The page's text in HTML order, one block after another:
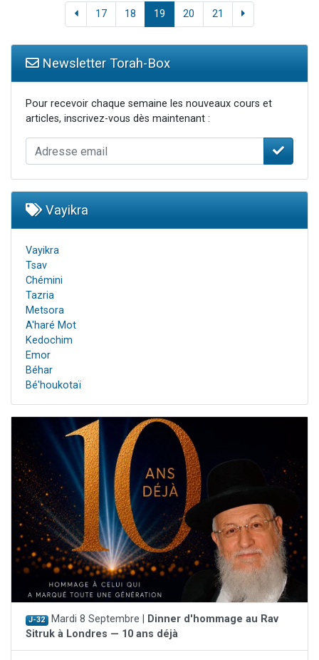
17 18 19 20 21
Newsletter Torah-Box
Pour recevoir chaque semaine les nouveaux cours et
articles, inscrivez-vous dès maintenant :
Vayikra
Vayikra
Tsav
Chémini
Tazria
Metsora
A'haré Mot
Kedochim
Emor
Béhar
Bé'houkotaï
J-32 Mardi 8 Septembre | Dinner d'hommage au Rav
Sitruk à Londres — 10 ans déjà